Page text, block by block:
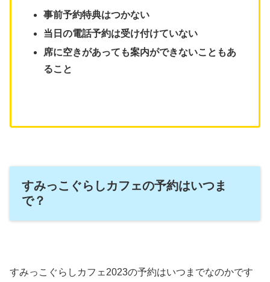
事前予約特典はつかない
当日の電話予約は受け付けていない
席に空きがあっても案内ができないこともあ
ること
すみっこぐらしカフェの予約はいつま
で？
すみっこぐらしカフェ2023の予約はいつまでなのかです